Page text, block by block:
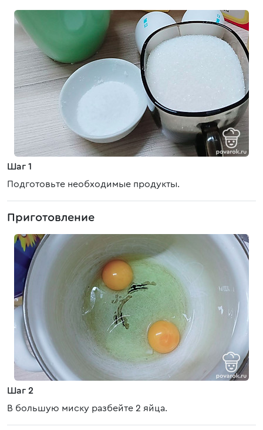
Шаг 1
Подготовьте необходимые продукты.
Приготовление
Шаг 2
В большую миску разбейте 2 яйца.